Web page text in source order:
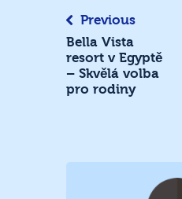
Previous
Bella Vista
resort v Egyptě
– Skvělá volba
pro rodiny